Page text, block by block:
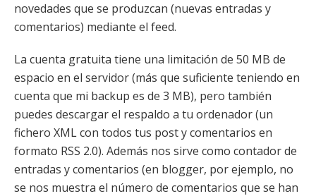
novedades que se produzcan (nuevas entradas y
comentarios) mediante el feed.
La cuenta gratuita tiene una limitación de 50 MB de
espacio en el servidor (más que suficiente teniendo en
cuenta que mi backup es de 3 MB), pero también
puedes descargar el respaldo a tu ordenador (un
fichero XML con todos tus post y comentarios en
formato RSS 2.0). Además nos sirve como contador de
entradas y comentarios (en blogger, por ejemplo, no
se nos muestra el número de comentarios que se han